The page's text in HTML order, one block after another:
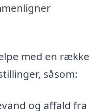
med en række
såsom:
og affald fra